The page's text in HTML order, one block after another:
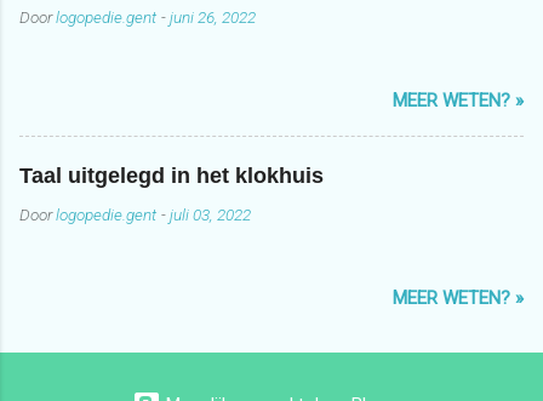
Doorlogopedie.gent -juni 26, 2022
MEER WETEN? »
Taal uitgelegd in het klokhuis
Doorlogopedie.gent -juli 03, 2022
MEER WETEN? »